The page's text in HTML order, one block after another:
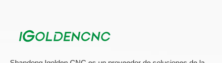
enrutador CNC
dos motores) y z (los ejes de transmisión del tornillo de bolas se